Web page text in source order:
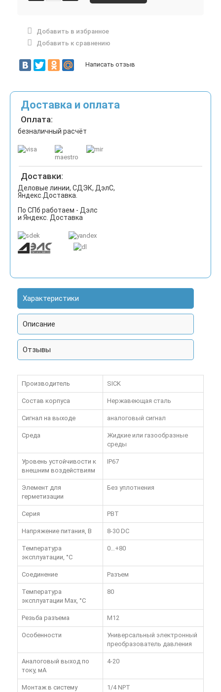
Добавить в избранное
Добавить к сравнению
Написать отзыв
Доставка и оплата
Оплата:
безналичный расчёт
Доставки:
Деловые линии, СДЭК, ДэлС,
Яндекс.Доставка.
По СПб работаем - Дэлс
и Яндекс. Доставка
Характеристики
Описание
Отзывы
Производитель SICK
Состав корпуса Нержавеющая сталь
Сигнал на выходе аналоговый сигнал
Среда
Жидкие или газообразные
среды
Уровень устойчивости к
внешним воздействиям
IP67
Элемент для
герметизации
Без уплотнения
Серия PBT
Напряжение питания, В 8-30 DC
Температура
эксплуатации, °C
0…+80
Соединение Разъем
Температура
эксплуатации Max, °C
80
Резьба разъема M12
Особенности
Универсальный электронный
преобразователь давления
Аналоговый выход по
току, мА
4-20
Монтаж в систему 1/4 NPT